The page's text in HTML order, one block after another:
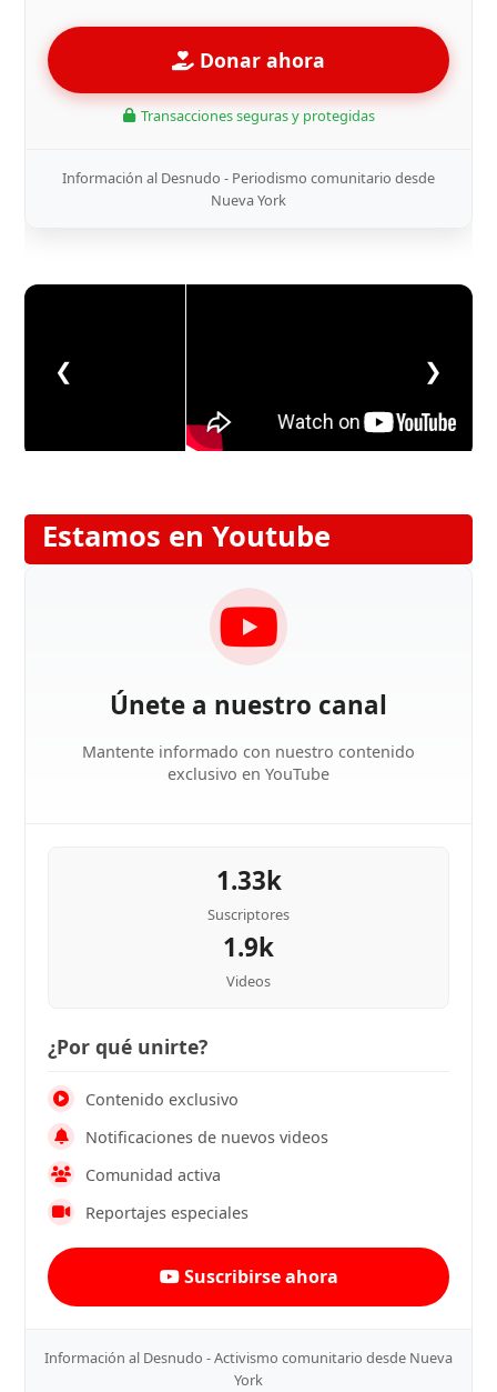
Donar ahora
Transacciones seguras y protegidas
Información al Desnudo - Periodismo comunitario desde
Nueva York
❮ ❯
Estamos en Youtube
Únete a nuestro canal
Mantente informado con nuestro contenido
exclusivo en YouTube
1.33k
Suscriptores
1.9k
Videos
¿Por qué unirte?
Contenido exclusivo
Notificaciones de nuevos videos
Comunidad activa
Reportajes especiales
Suscribirse ahora
Información al Desnudo - Activismo comunitario desde Nueva
York